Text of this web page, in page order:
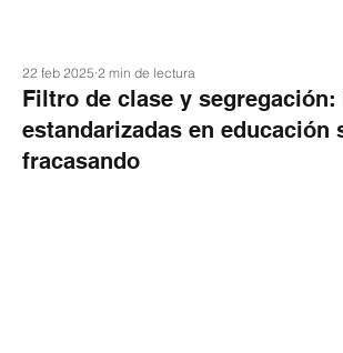
Filtro de clase y segregación:
estandarizadas en educación
fracasando
22 feb 2025 2 min de lectura